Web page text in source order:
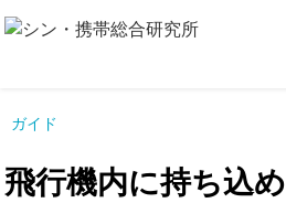
ガイド
飛行機内に持ち込